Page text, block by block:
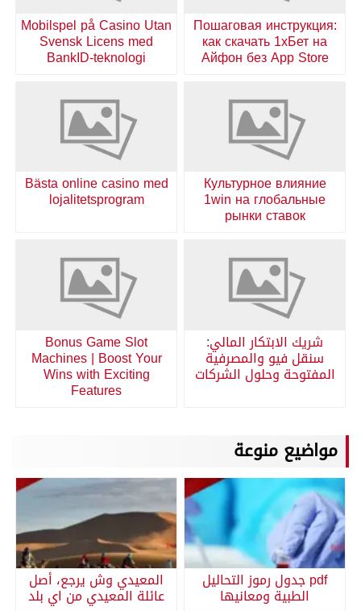
Пошаговая инструкция:
как скачать 1хБет на
Айфон без App Store
Mobilspel på Casino Utan
Svensk Licens med
BankID-teknologi
Культурное влияние
1win на глобальные
рынки ставок
Bästa online casino med
lojalitetsprogram
شريك الابتكار المالي:
سنقل فيو والمصرفية
المفتوحة وحلول الشركات
Bonus Game Slot
Machines | Boost Your
Wins with Exciting
Features
مواضيع منوعة
pdf جدول رموز التحاليل
الطبية ومعانيها
المعيدي وش يرجع، أصل
عائلة المعيدي من اي بلد